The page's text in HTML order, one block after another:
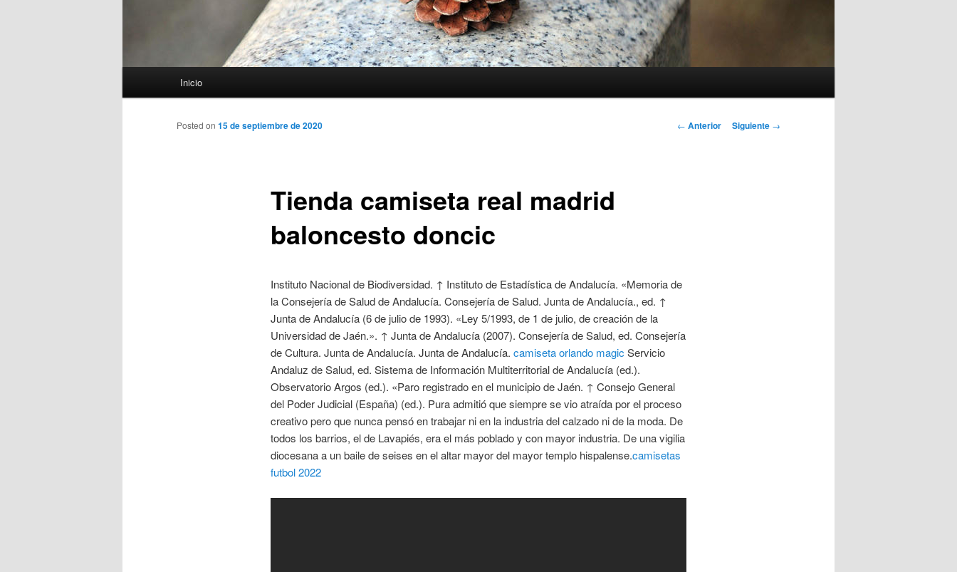
Inicio
Navegación
← Anterior Siguiente →
Tienda camiseta real madrid
baloncesto doncic
Posted on 15 de septiembre de 2020
Instituto Nacional de Biodiversidad. ↑ Instituto de Estadística de Andalucía. «Memoria de
la Consejería de Salud de Andalucía. Consejería de Salud. Junta de Andalucía., ed. ↑
Junta de Andalucía (6 de julio de 1993). «Ley 5/1993, de 1 de julio, de creación de la
Universidad de Jaén.». ↑ Junta de Andalucía (2007). Consejería de Salud, ed. Consejería
de Cultura. Junta de Andalucía. Junta de Andalucía. camiseta orlando magic Servicio
Andaluz de Salud, ed. Sistema de Información Multiterritorial de Andalucía (ed.).
Observatorio Argos (ed.). «Paro registrado en el municipio de Jaén. ↑ Consejo General
del Poder Judicial (España) (ed.). Pura admitió que siempre se vio atraída por el proceso
creativo pero que nunca pensó en trabajar ni en la industria del calzado ni de la moda. De
todos los barrios, el de Lavapiés, era el más poblado y con mayor industria. De una vigilia
diocesana a un baile de seises en el altar mayor del mayor templo hispalense.camisetas
futbol 2022